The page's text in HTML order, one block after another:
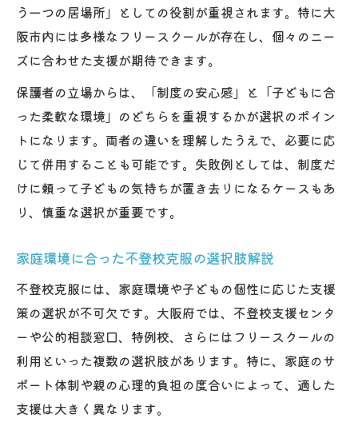
子どもの個性に合わせた学び場の見つけ方
家庭と連携したフリースクール支援の実践
例
保護者自身の負担軽減策と相談先の利用方
法
支援パッケージで広がる再登校への道筋
大阪府不登校支援パッケージの内容と活用
法
フリースクールと公的機関の連携支援の流
再登校までの期間とフリースクール利用の
実際
中学・高校進学を見据えた支援計画の立て
方
大阪府の不登校特例校やNPO支援活用例
保護者の負担軽減へ支援機関を比較して検討
う一つの居場所」としての役割が重視されます。特に大
阪市内には多様なフリースクールが存在し、個々のニー
ズに合わせた支援が期待できます。
保護者の立場からは、「制度の安心感」と「子どもに合
った柔軟な環境」のどちらを重視するかが選択のポイン
トになります。両者の違いを理解したうえで、必要に応
じて併用することも可能です。失敗例としては、制度だ
けに頼って子どもの気持ちが置き去りになるケースもあ
り、慎重な選択が重要です。
家庭環境に合った不登校克服の選択肢解説
不登校克服には、家庭環境や子どもの個性に応じた支援
策の選択が不可欠です。大阪府では、不登校支援センタ
ーや公的相談窓口、特例校、さらにはフリースクールの
利用といった複数の選択肢があります。特に、家庭のサ
ポート体制や親の心理的負担の度合いによって、適した
支援は大きく異なります。